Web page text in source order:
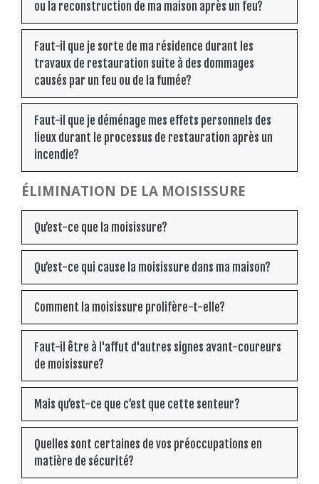
ou la reconstruction de ma maison après un feu?
Faut-il que je sorte de ma résidence durant les
travaux de restauration suite à des dommages
causés par un feu ou de la fumée?
Faut-il que je déménage mes effets personnels des
lieux durant le processus de restauration après un
incendie?
ÉLIMINATION DE LA MOISISSURE
Qu’est-ce que la moisissure?
Qu’est-ce qui cause la moisissure dans ma maison?
Comment la moisissure prolifère-t-elle?
Faut-il être à l'affut d'autres signes avant-coureurs
de moisissure?
Mais qu’est-ce que c’est que cette senteur?
Quelles sont certaines de vos préoccupations en
matière de sécurité?